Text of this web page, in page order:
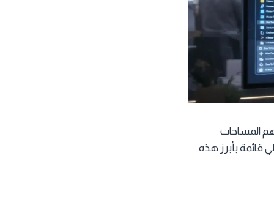
المساحات
قائمة بأبرز هذه